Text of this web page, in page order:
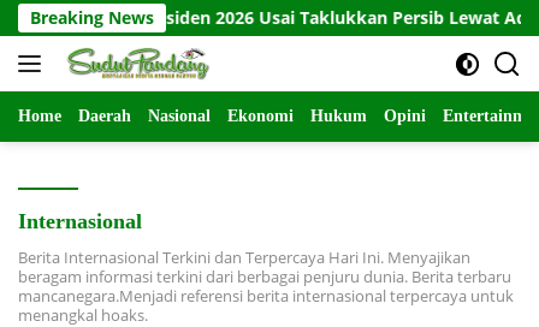
Langsung
ke
konten
Breaking News
Piala Presiden 2026 Usai Taklukkan Persib Lewat Adu Penalti
Home Daerah Nasional Ekonomi Hukum Opini
Internasional
Berita Internasional Terkini dan Terpercaya Hari Ini. Menyajikan
beragam informasi terkini dari berbagai penjuru dunia. Berita terbaru
mancanegara.Menjadi referensi berita internasional terpercaya untuk
menangkal hoaks.